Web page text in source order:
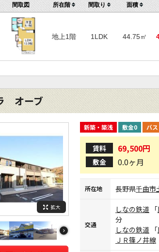
間取図 所在階 間取り 面積
地上1階 1LDK 44.75㎡
オーブ
拡大
新築・築浅 敷金0 バ
賃料 69,500円
敷金 0.0ヶ月
所在地 長野県千曲市
交通
しなの鉄道 「
分
しなの鉄道 「
ＪＲ篠ノ井線